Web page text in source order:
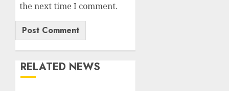
the next time I comment.
RELATED NEWS